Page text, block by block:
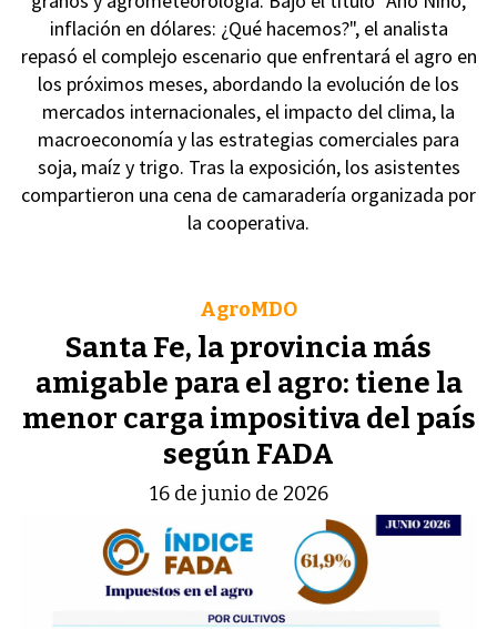
inflación en dólares: ¿Qué hacemos?", el analista
repasó el complejo escenario que enfrentará el agro en
los próximos meses, abordando la evolución de los
mercados internacionales, el impacto del clima, la
macroeconomía y las estrategias comerciales para
soja, maíz y trigo. Tras la exposición, los asistentes
compartieron una cena de camaradería organizada por
la cooperativa.
Santa Fe, la provincia más
amigable para el agro: tiene la
menor carga impositiva del país
según FADA
AgroMDO
16 de junio de 2026